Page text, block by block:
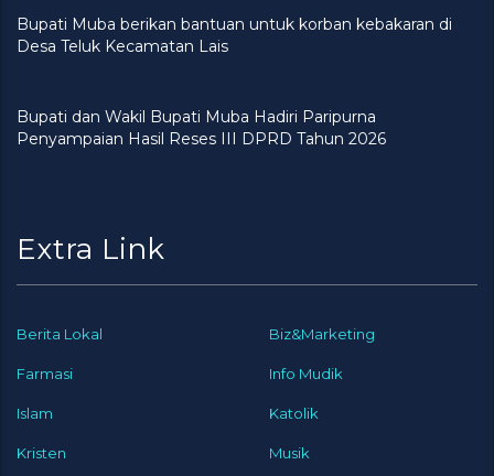
Bupati Muba berikan bantuan untuk korban kebakaran di
Desa Teluk Kecamatan Lais
Bupati dan Wakil Bupati Muba Hadiri Paripurna
Penyampaian Hasil Reses III DPRD Tahun 2026
Extra Link
Berita Lokal Biz&Marketing
Farmasi Info Mudik
Islam Katolik
Kristen Musik